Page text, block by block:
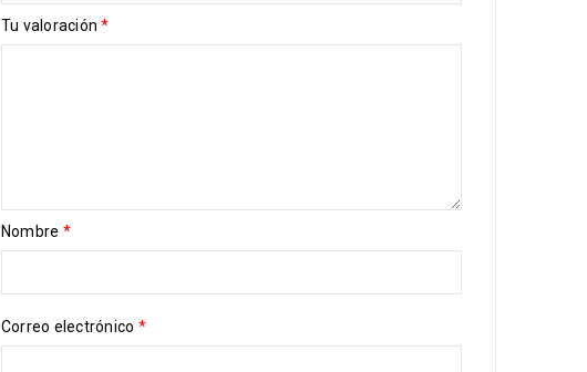
Tu valoración*
Nombre *
Correo electrónico *